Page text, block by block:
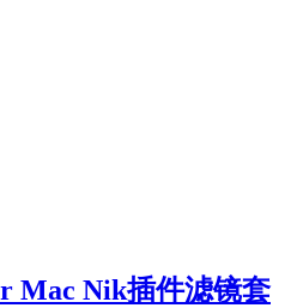
Mac Nik插件滤镜套